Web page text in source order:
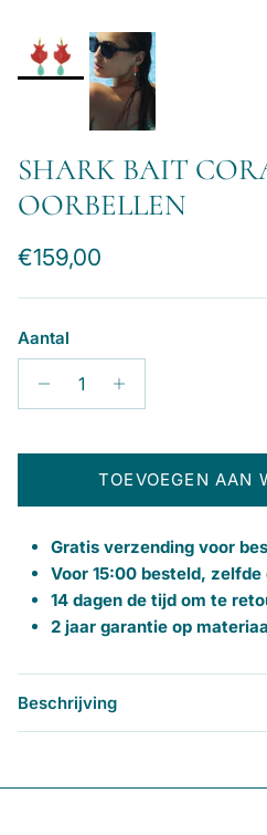
SHARK BAIT
OORBELLEN
Reguliere prijs
€159,00
Aantal
TOEVOEGEN AAN
Gratis verzending voor
Voor 15:00 besteld,
14 dagen de tijd om te
2 jaar garantie op
Beschrijving